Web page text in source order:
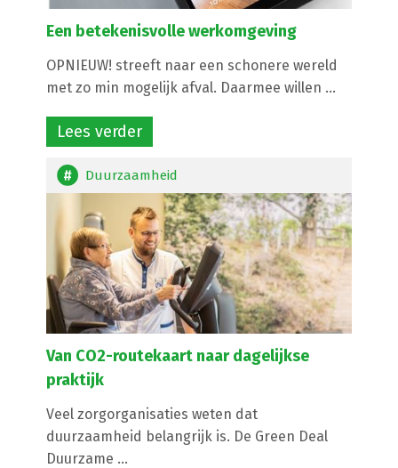
Een betekenisvolle werkomgeving
OPNIEUW! streeft naar een schonere wereld
met zo min mogelijk afval. Daarmee willen ...
Lees verder
Duurzaamheid
Van CO2-routekaart naar dagelijkse
praktijk
Veel zorgorganisaties weten dat
duurzaamheid belangrijk is. De Green Deal
Duurzame ...